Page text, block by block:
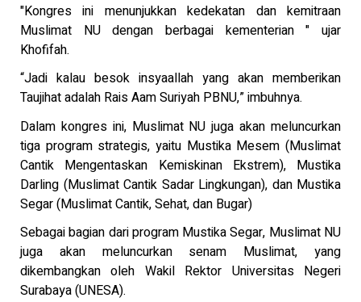
"Kongres ini menunjukkan kedekatan dan kemitraan
Muslimat NU dengan berbagai kementerian " ujar
Khofifah.
“Jadi kalau besok insyaallah yang akan memberikan
Taujihat adalah Rais Aam Suriyah PBNU,” imbuhnya.
Dalam kongres ini, Muslimat NU juga akan meluncurkan
tiga program strategis, yaitu Mustika Mesem (Muslimat
Cantik Mengentaskan Kemiskinan Ekstrem), Mustika
Darling (Muslimat Cantik Sadar Lingkungan), dan Mustika
Segar (Muslimat Cantik, Sehat, dan Bugar)
Sebagai bagian dari program Mustika Segar, Muslimat NU
juga akan meluncurkan senam Muslimat, yang
dikembangkan oleh Wakil Rektor Universitas Negeri
Surabaya (UNESA).